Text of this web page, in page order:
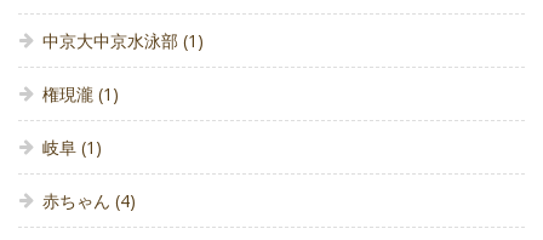
中京大中京水泳部 (1)
権現瀧 (1)
岐阜 (1)
赤ちゃん (4)